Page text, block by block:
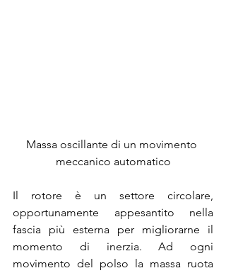
Massa oscillante di un movimento
meccanico automatico
Il rotore è un settore circolare,
opportunamente appesantito nella
fascia più esterna per migliorarne il
momento di inerzia. Ad ogni
movimento del polso la massa ruota